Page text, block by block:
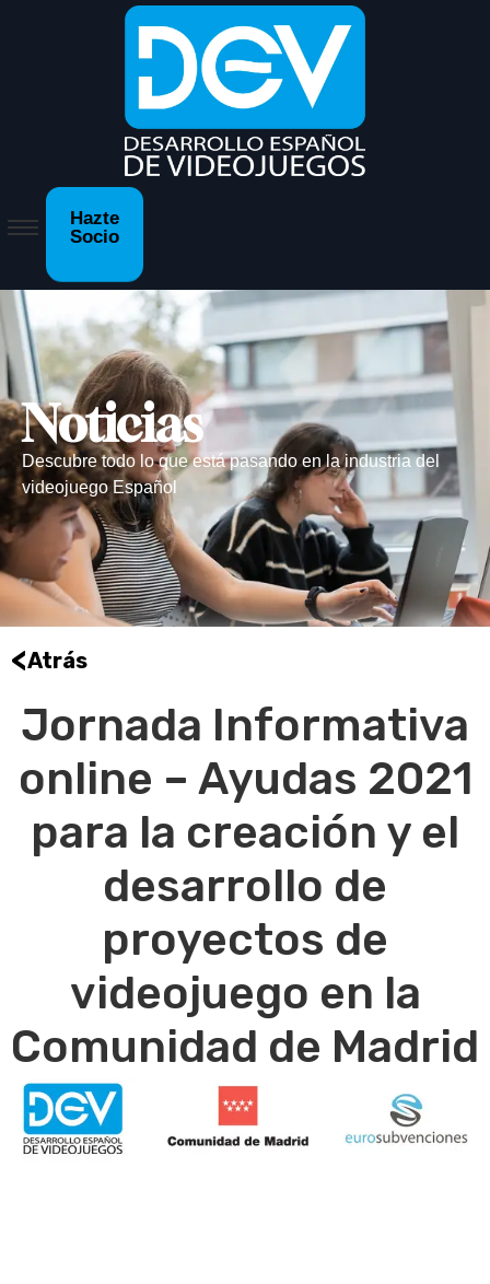
Hazte
Socio
Noticias
Descubre todo lo que está pasando en la industria del
videojuego Español
<Atrás
Jornada Informativa
online – Ayudas 2021
para la creación y el
desarrollo de
proyectos de
videojuego en la
Comunidad de Madrid